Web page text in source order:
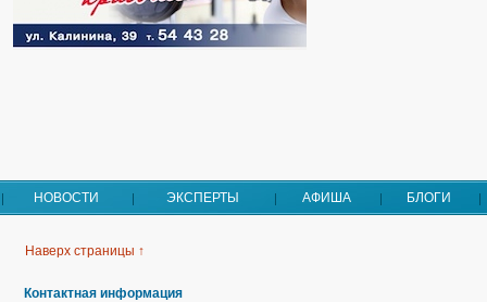
НОВОСТИ ЭКСПЕРТЫ АФИША БЛОГИ
Наверх страницы ↑
Контактная информация